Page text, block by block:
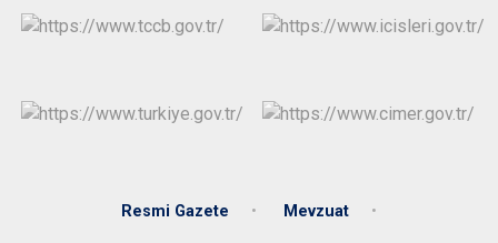
Resmi Gazete Mevzuat